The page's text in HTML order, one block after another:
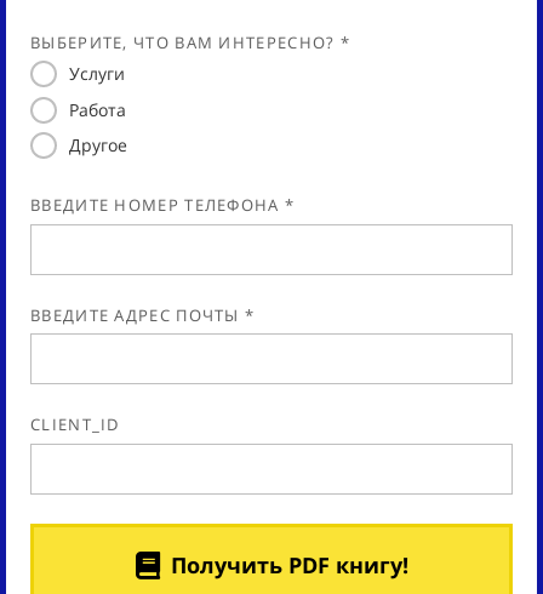
ВЫБЕРИТЕ, ЧТО ВАМ ИНТЕРЕСНО? *
Услуги
Работа
Другое
ВВЕДИТЕ НОМЕР ТЕЛЕФОНА *
ВВЕДИТЕ АДРЕС ПОЧТЫ *
CLIENT_ID
Получить PDF книгу!